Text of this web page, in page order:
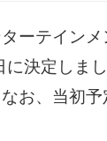
ーテイン
決定しま
お、当初